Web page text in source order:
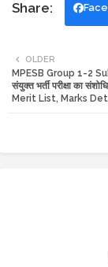
OLDER
MPESB Group 1-2
संयुक्त भर्ती परीक्षा का
Merit List, Marks